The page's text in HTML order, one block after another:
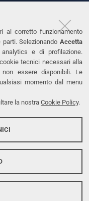
al corretto funzionamento
Selezionando Accetta
e di profilazione.
tecnici necessari alla
non essere disponibili. Le
momento dal menu
la nostra Cookie Policy.